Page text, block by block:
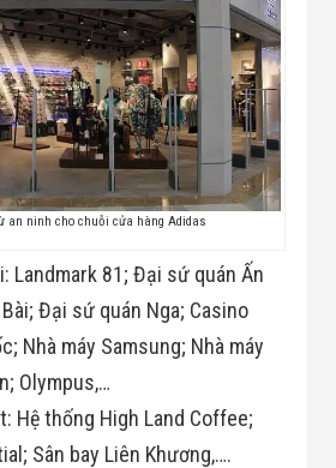
Dự Án Khối Nhà
Máy
Dự Án Kho
Xưởng -
Logistics
Tin Tức
Tin Công Nghệ
Tin Khuyến Mãi
Tin Tuyển Dụng
an ninh cho chuỗi cửa hàng Adidas
Landmark 81; Đại sứ quán Ấn
Đại sứ quán Nga; Casino
Nhà máy Samsung; Nhà máy
Olympus,…
Hệ thống High Land Coffee;
Sân bay Liên Khương,….